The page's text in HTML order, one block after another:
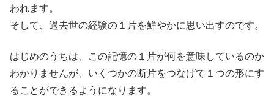
われます。
そして、過去世の経験の１片を鮮やかに思い出すのです。
はじめのうちは、この記憶の１片が何を意味しているのか
わかりませんが、いくつかの断片をつなげて１つの形にす
ることができるようになります。